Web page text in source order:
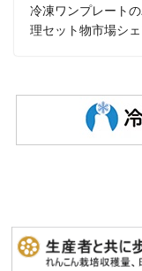
冷凍ワンプレート
理セット物市場シ